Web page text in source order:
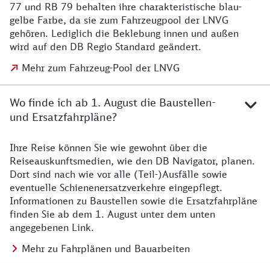
77 und RB 79 behalten ihre charakteristische blau-
gelbe Farbe, da sie zum Fahrzeugpool der LNVG
gehören. Lediglich die Beklebung innen und außen
wird auf den DB Regio Standard geändert.
Mehr zum Fahrzeug-Pool der LNVG
Wo finde ich ab 1. August die Baustellen-
und Ersatzfahrpläne?
Details zu Baustelle
Ihre Reise können Sie wie gewohnt über die
Reiseauskunftsmedien, wie den DB Navigator, planen.
Dort sind nach wie vor alle (Teil-)Ausfälle sowie
eventuelle Schienenersatzverkehre eingepflegt.
Informationen zu Baustellen sowie die Ersatzfahrpläne
finden Sie ab dem 1. August unter dem unten
angegebenen Link.
Mehr zu Fahrplänen und Bauarbeiten